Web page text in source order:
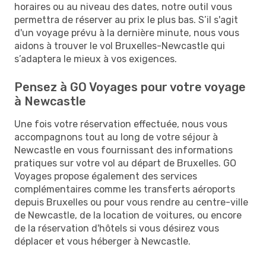
horaires ou au niveau des dates, notre outil vous
permettra de réserver au prix le plus bas. S’il s'agit
d'un voyage prévu à la dernière minute, nous vous
aidons à trouver le vol Bruxelles-Newcastle qui
s’adaptera le mieux à vos exigences.
Pensez à GO Voyages pour votre voyage
à Newcastle
Une fois votre réservation effectuée, nous vous
accompagnons tout au long de votre séjour à
Newcastle en vous fournissant des informations
pratiques sur votre vol au départ de Bruxelles. GO
Voyages propose également des services
complémentaires comme les transferts aéroports
depuis Bruxelles ou pour vous rendre au centre-ville
de Newcastle, de la location de voitures, ou encore
de la réservation d'hôtels si vous désirez vous
déplacer et vous héberger à Newcastle.